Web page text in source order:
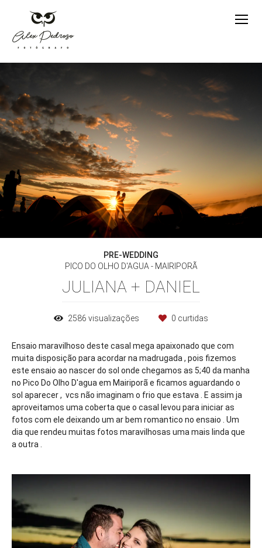
PRE-WEDDING
PICO DO OLHO D'AGUA - MAIRIPORÃ
JULIANA + DANIEL
2586 visualizações 0 curtidas
Ensaio maravilhoso deste casal mega apaixonado que com
muita disposição para acordar na madrugada , pois fizemos
este ensaio ao nascer do sol onde chegamos as 5;40 da manha
no Pico Do Olho D'agua em Mairiporã e ficamos aguardando o
sol aparecer , vcs não imaginam o frio que estava . E assim ja
aproveitamos uma coberta que o casal levou para iniciar as
fotos com ele deixando um ar bem romantico no ensaio . Um
dia que rendeu muitas fotos maravilhosas uma mais linda que
a outra .